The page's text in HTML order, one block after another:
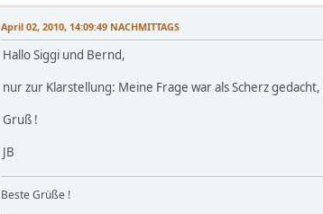
April 02, 2010, 14:09:49 NACHMITTAGS
Hallo Siggi und Bernd,
nur zur Klarstellung: Meine Frage war als Scherz
Gruß !
JB
Beste Grüße !